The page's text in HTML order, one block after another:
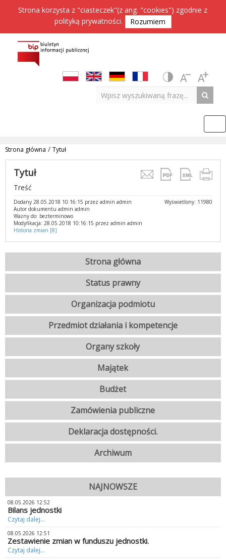
Strona korzysta z "ciasteczek"(z ang. "cookies") zgodnie z
polityką prywatności. Rozumiem
Strona główna / Tytuł
Tytuł
Treść
Wyświetlony: 11980
Dodany 28.05.2018 10:16:15 przez admin admin
Autor dokumentu admin admin
Ważny do: bezterminowo
Modyfikacja: 28.05.2018 10:16:15 przez admin admin
Historia zmian [8]
Strona główna
Status prawny
Organizacja podmiotu
Przedmiot działania i kompetencje
Organy szkoły
Majątek
Budżet
Zamówienia publiczne
Deklaracja dostępności.
Archiwum
NAJNOWSZE
08.05.2026 12:52
Bilans jednostki
Czytaj dalej...
08.05.2026 12:51
Zestawienie zmian w funduszu jednostki.
Czytaj dalej...